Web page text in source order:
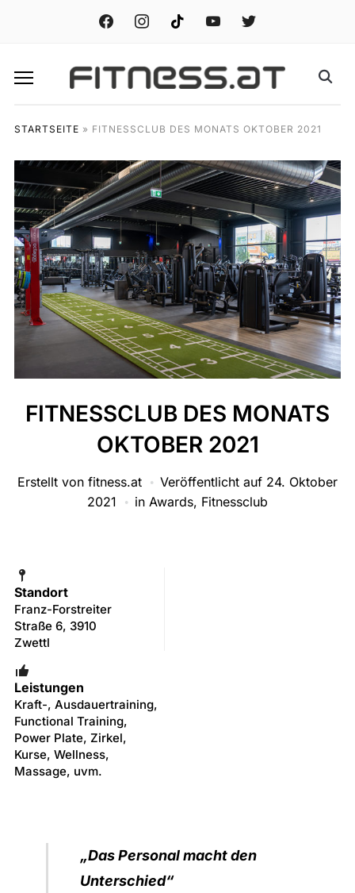
facebook instagramtiktok youtube twitter
STARTSEITE » FITNESSCLUB DES MONATS OKTOBER 2021
FITNESSCLUB DES MONATS
OKTOBER 2021
Erstellt von fitness.at Veröffentlicht auf 24. Oktober
2021
in Awards, Fitnessclub
Standort
Franz-Forstreiter
Straße 6, 3910
Zwettl
Leistungen
Kraft-, Ausdauertraining,
Functional Training,
Power Plate, Zirkel,
Kurse, Wellness,
Massage, uvm.
„Das Personal macht den
Unterschied“